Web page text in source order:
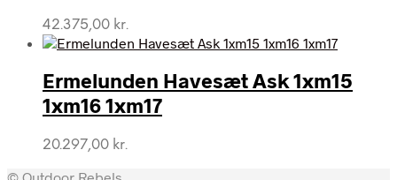
42.375,00 kr.
Ermelunden Havesæt Ask 1xm15
1xm16 1xm17
20.297,00 kr.
© Outdoor Rebels